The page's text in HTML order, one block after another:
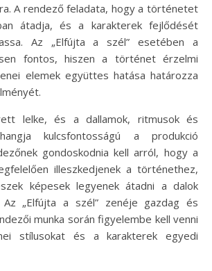
A rendező feladata, hogy a történetet
átadja, és a karakterek fejlődését
Az „Elfújta a szél” esetében a
fontos, hiszen a történet érzelmi
elemek együttes hatása határozza
lelke, és a dallamok, ritmusok és
kulcsfontosságú a produkció
gondoskodnia kell arról, hogy a
illeszkedjenek a történethez,
képesek legyenek átadni a dalok
„Elfújta a szél” zenéje gazdag és
munka során figyelembe kell venni
stílusokat és a karakterek egyedi